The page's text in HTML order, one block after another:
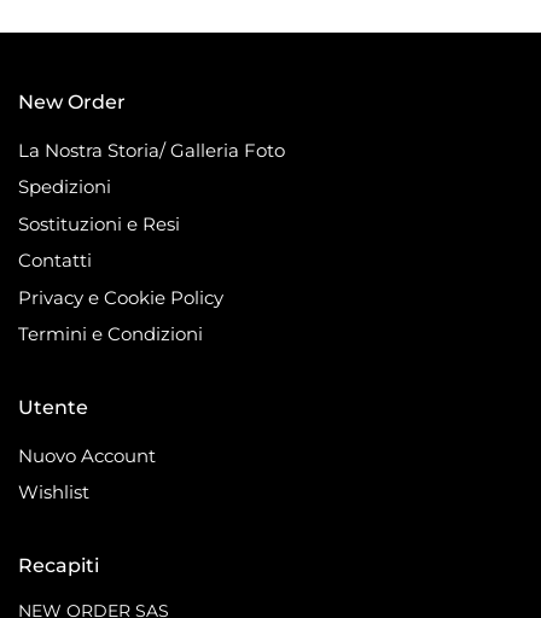
New Order
La Nostra Storia/ Galleria Foto
Spedizioni
Sostituzioni e Resi
Contatti
Privacy e Cookie Policy
Termini e Condizioni
Utente
Nuovo Account
Wishlist
Recapiti
NEW ORDER SAS